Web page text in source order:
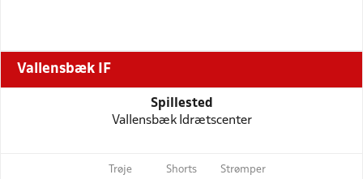
Vallensbæk IF
Spillested
Vallensbæk Idrætscenter
Trøje Shorts Strømper